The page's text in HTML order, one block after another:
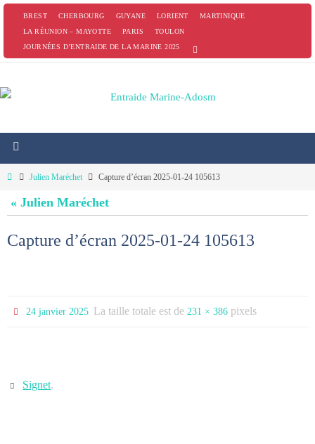
PasserBREST CHERBOURG GUYANE LORIENT
MARTINIQUE
LA RÉUNION – MAYOTTE
PARIS
TOULON
JOURNÉES D’ENTRAIDE DE LA MARINE 2025
HomeJulien Maréchet Capture d’écran 2025-01-24 105613
« Julien Maréchet
Capture d’écran 2025-01-24 105613
24 janvier 2025 La taille totale est de 231 × 386 pixels
Signet.